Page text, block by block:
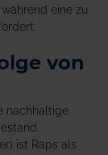
eine zu
von
nachhaltige
ist Raps als